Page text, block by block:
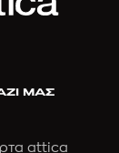
ΜΑΣ
attica